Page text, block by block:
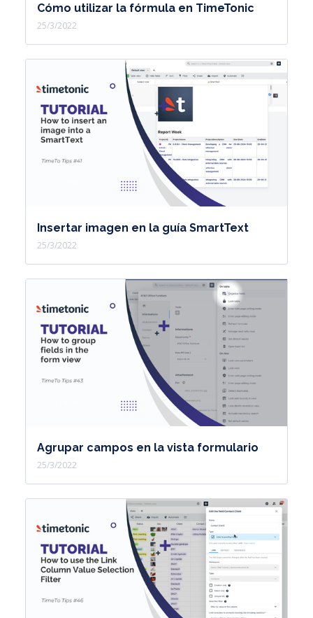
Cómo utilizar la fórmula en TimeTonic
25/3/2022
Insertar imagen en la guía SmartText
25/3/2022
Agrupar campos en la vista formulario
25/3/2022